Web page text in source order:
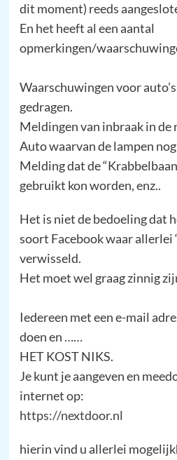
dit moment) reeds
En het heeft al een aantal
opmerkingen/
Waarschuwingen voor
gedragen.
Meldingen van inbraak in de
Auto waarvan de lampen
Melding dat de
gebruikt kon worden, enz..
Het is niet de bedoeling dat
soort Facebook waar allerlei
verwisseld.
Het moet wel graag zinnig
Iedereen met een e-mail
doen en ……
HET KOST NIKS.
Je kunt je aangeven en
internet op:
https://nextdoor.nl
hierin vind u allerlei